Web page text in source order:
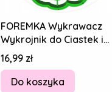
FOREMKA Wykrawacz
Wykrojnik do Ciastek i
Pierników - Safari Afryka
Żyrafa
Cena
16,99 zł
Do koszyka